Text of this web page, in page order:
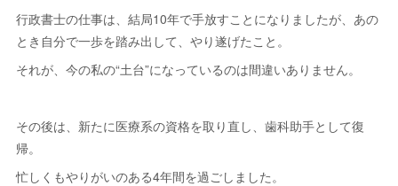
行政書士の仕事は、結局10年で手放すことになりましたが、あの
とき自分で一歩を踏み出して、やり遂げたこと。
それが、今の私の“土台”になっているのは間違いありません。
その後は、新たに医療系の資格を取り直し、歯科助手として復
帰。
忙しくもやりがいのある4年間を過ごしました。